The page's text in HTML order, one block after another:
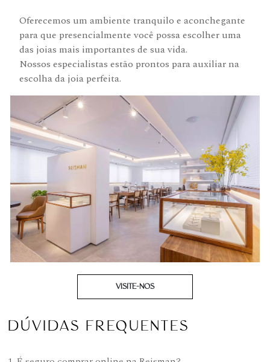
Oferecemos um ambiente tranquilo e aconchegante
para que presencialmente você possa escolher uma
das joias mais importantes de sua vida.
Nossos especialistas estão prontos para auxiliar na
escolha da joia perfeita.
VISITE-NOS
DÚVIDAS FREQUENTES